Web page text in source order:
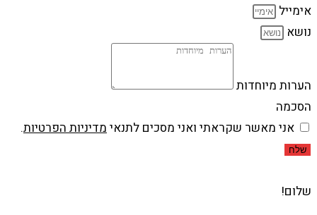
אימייל
נושא
הערות מיוחדות
הסכמה
אני מאשר שקראתי ואני מסכים לתנאימדיניות הפרטיות.
שלח
שלום!